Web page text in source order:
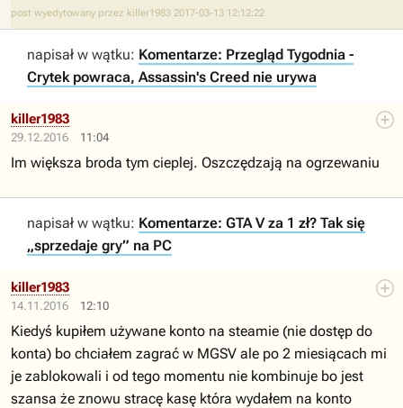
post wyedytowany przez killer1983 2017-03-13 12:12:22
napisał w wątku: Komentarze: Przegląd Tygodnia -
Crytek powraca, Assassin's Creed nie urywa
29.12.2016 11:04
killer1983
Im większa broda tym cieplej. Oszczędzają na ogrzewaniu
napisał w wątku: Komentarze: GTA V za 1 zł? Tak się
„sprzedaje gry” na PC
14.11.2016 12:10
killer1983
Kiedyś kupiłem używane konto na steamie (nie dostęp do
konta) bo chciałem zagrać w MGSV ale po 2 miesiącach mi
je zablokowali i od tego momentu nie kombinuje bo jest
szansa że znowu stracę kasę która wydałem na konto